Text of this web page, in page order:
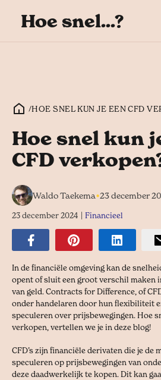
Hoe snel...?
/HOE SNEL KUN JE EEN CFD
Hoe snel kun
CFD
Waldo Taekema•23 december
23 december 2024 Financieel
In de financiële omgeving kan de
opent of sluit een groot verschil maken
van geld. Contracts for Difference, of
onder handelaren door hun flexibiliteit
speculeren over prijsbewegingen. Hoe
verkopen, vertellen we je in deze blog!
CFD’s zijn financiële derivaten die je de
speculeren op prijsbewegingen van
deze daadwerkelijk te kopen. Dit kan